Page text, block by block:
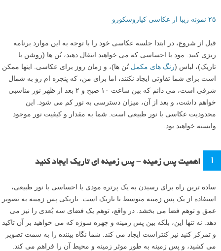
۲۵ نمونه زیبا از عکاسی کیاروسکورو
قبل از شروع، در ابتدا جلسه عکاسی خود را با توجه به این موارد برنامه
ریزی کنید: مود یا احساسی که می خواهید انتقال دهید، تُن ها (روشن یا
تاریک)، لباس (رنگ های مکمل تُن ها)، و زمان روز برای عکاسی. اینها ممکن
است برای شما تفاوتی ایجاد نکنند، اما برای من، که پنجره ام رو به شمال
شرقی است، می دانم که بین ساعت ۱۰ صبح و ۲ بعد از ظهر نور مناسبی
خواهم داشت، و بعد از آن، میزان دسترسی به نور کم می شود. این
محدودیت عکاسی با نور طبیعی است. شما به مقدار و کیفیت نور موجود
وابسته خواهید بود.
۱ اهمیت پس زمینه – پس زمینه ای تاریک ایجاد کنید
ساده ترین راه برای رسیدن به یک پرتره مودی یا احساسی با نور طبیعی،
استفاده از یک پس زمینه متوسط تا تاریک است. تاریکی پس زمینه به تصویر
عمق و توهم فضا می بخشد. در واقع، توهم یک فضای سه بُعدی را نیز می
دهد. نه تنها این، بلکه بین پس زمینه و چهره سوژه که می خواهید بر آن تاکید
و تمرکز کنید نیز کنتراست ایجاد می کند. شما نگاه بیننده را به سمت تصویر
می کشید، و پس زمینه به طور موثر زمینه و محیط آن را فراهم می کند.